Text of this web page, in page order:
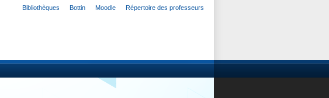
Bibliothèques Bottin Moodle Répertoire des professeurs